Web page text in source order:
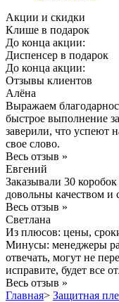
Акции и скидки
Клише в подарок
До конца акции:
Диспенсер в подарок
До конца акции:
Отзывы клиентов
Алёна
Выражаем
быстрое выполнение
заверили, что успеют
свое слово.
Весь отзыв »
Евгений
Заказывали 30
довольны качеством и
Весь отзыв »
Светлана
Из плюсов: цены,
Минусы: менеджеры
отвечать, могут не
исправите, будет все
Весь отзыв »
Главная> Защитная